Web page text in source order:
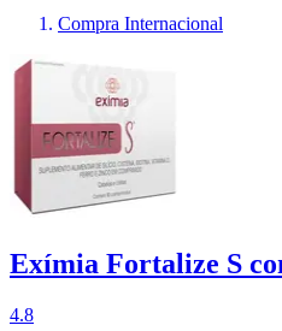
Compra Internacional
Exímia Fortalize S
4.8